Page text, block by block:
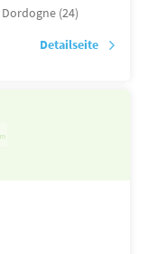
Dordogne (24)
Detailseite